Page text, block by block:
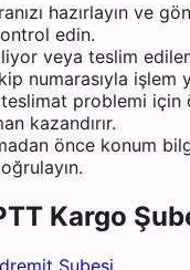
hazırlayın ve
edin.
veya teslim
numarasıyla işlem
problemi için
kazandırır.
önce konum
Kargo